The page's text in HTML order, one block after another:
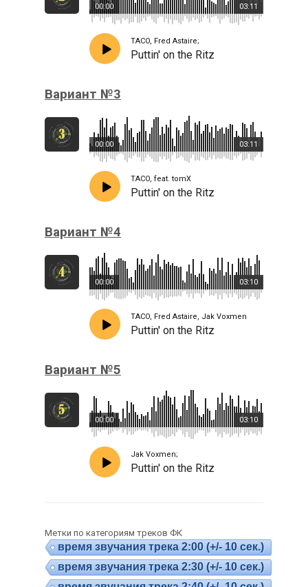
03:11
00:00
TACO, Fred Astaire;
Puttin' on the Ritz
Вариант №3
03:11
00:00
TACO, feat. tomX
Puttin' on the Ritz
Вариант №4
03:10
00:00
TACO, Fred Astaire, Jak Voxmen
Puttin' on the Ritz
Вариант №5
03:10
00:00
Jak Voxmen;
Puttin' on the Ritz
Метки по категориям треков ФК
время звучания трека 2:00 (+/- 10 сек.)
время звучания трека 2:30 (+/- 10 сек.)